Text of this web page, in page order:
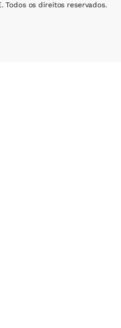
Todos os direitos reservados.